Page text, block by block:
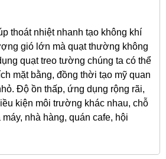
thoát nhiệt nhanh tạo không khí
gió lớn mà quạt thường không
quạt treo tường chúng ta có thể
mặt bằng, đồng thời tạo mỹ quan
Độ ồn thấp, ứng dụng rộng rãi,
kiện môi trường khác nhau, chỗ
nhà hàng, quán cafe, hội